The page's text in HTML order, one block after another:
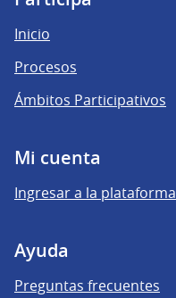
Inicio
Procesos
Ámbitos Participativos
Mi cuenta
Ingresar a la plataforma
Ayuda
Preguntas frecuentes